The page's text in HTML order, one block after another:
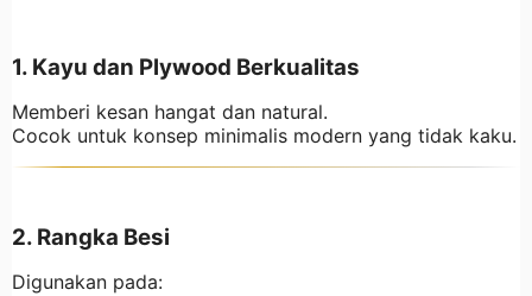
1. Kayu dan Plywood Berkualitas
Memberi kesan hangat dan natural.
Cocok untuk konsep minimalis modern yang tidak kaku.
2. Rangka Besi
Digunakan pada: